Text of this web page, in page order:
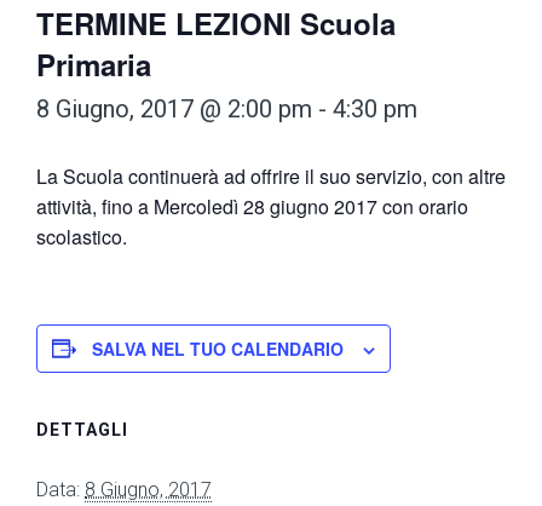
TERMINE LEZIONI Scuola
Primaria
8 Giugno, 2017 @ 2:00 pm - 4:30 pm
La Scuola continuerà ad offrire il suo servizio, con altre
attività, fino a Mercoledì 28 giugno 2017 con orario
scolastico.
SALVA NEL TUO CALENDARIO
DETTAGLI
Data: 8 Giugno, 2017